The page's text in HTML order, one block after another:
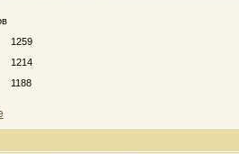
1259
1214
1188